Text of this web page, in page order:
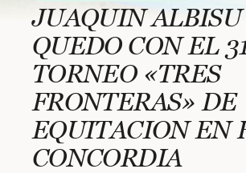
JUAQUIN ALBISU
QUEDO CON EL
TORNEO «TRES
FRONTERAS» DE
EQUITACION EN
CONCORDIA